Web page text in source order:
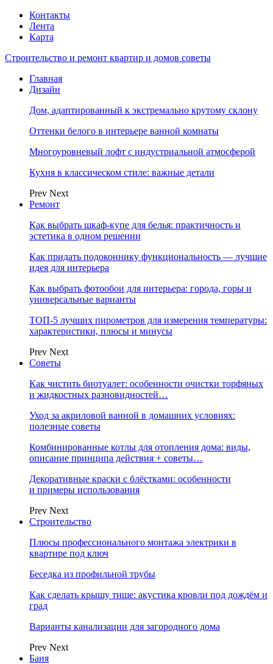
Контакты
Лента
Карта
Строительство и ремонт квартир и домов советы
Главная
Дизайн
Дом, адаптированный к экстремально крутому склону
Оттенки белого в интерьере ванной комнаты
Многоуровневый лофт с индустриальной атмосферой
Кухня в классическом стиле: важные детали
Prev Next
Ремонт
Как выбрать шкаф-купе для белья: практичность и
эстетика в одном решении
Как придать подоконнику функциональность — лучшие
идея для интерьера
Как выбрать фотообои для интерьера: города, горы и
универсальные варианты
ТОП-5 лучших пирометров для измерения температуры:
характеристики, плюсы и минусы
Prev Next
Советы
Как чистить биотуалет: особенности очистки торфяных
и жидкостных разновидностей…
Уход за акриловой ванной в домашних условиях:
полезные советы
Комбинированные котлы для отопления дома: виды,
описание принципа действия + советы…
Декоративные краски с блёстками: особенности
и примеры использования
Prev Next
Строительство
Плюсы профессионального монтажа электрики в
квартире под ключ
Беседка из профильной трубы
Как сделать крышу тише: акустика кровли под дождём и
град
Варианты канализации для загородного дома
Prev Next
Баня